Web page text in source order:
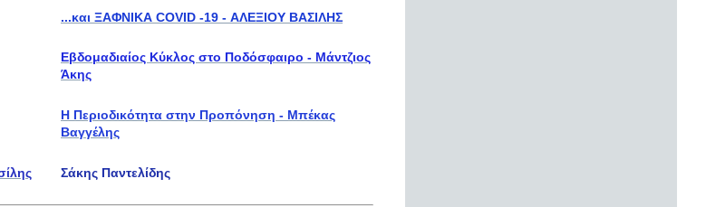
...και ΞΑΦΝΙΚΑ COVID -19 - ΑΛΕΞΙΟΥ ΒΑΣΙΛΗΣ
Εβδομαδιαίος Κύκλος στο Ποδόσφαιρο - Μάντζιος
Άκης
Η Περιοδικότητα στην Προπόνηση - Μπέκας
Βαγγέλης
Σάκης Παντελίδης